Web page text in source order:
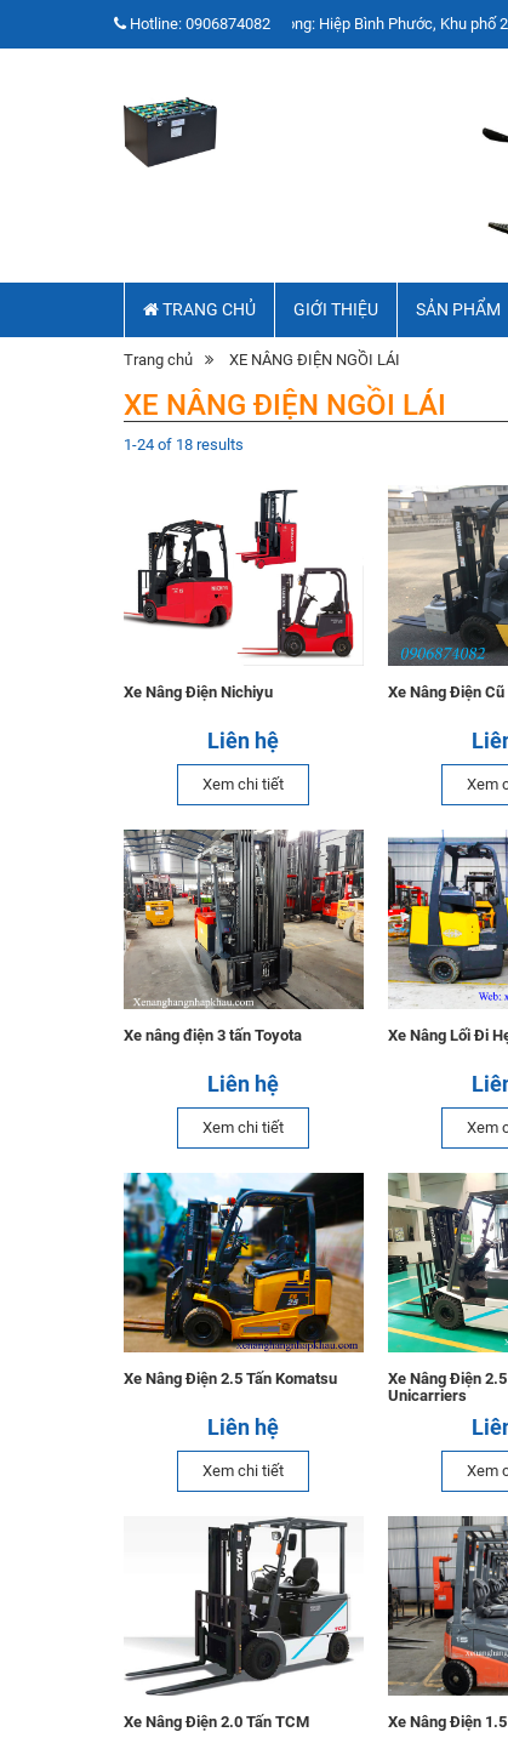
Hotline:0906874082
Văn Phòng: Hiệp Bình Phước, Khu phố 2, Phường
TRANG CHỦ GIỚI THIỆU SẢN PHẨM
Trang chủ XE NÂNG ĐIỆN NGỒI LÁI
XE NÂNG ĐIỆN NGỒI LÁI
1-24 of 18 results
Xe Nâng Điện Nichiyu
Liên hệ
Xem chi tiết
Xe Nâng Điện Cũ
Xem
Xe nâng điện 3 tấn Toyota
Liên hệ
Xem chi tiết
Xe Nâng Lối Đi
Xem
Xe Nâng Điện 2.5 Tấn Komatsu
Liên hệ
Xem chi tiết
Xe Nâng Điện
Unicarriers
Xem
Xe Nâng Điện 2.0 Tấn TCM Xe Nâng Điện